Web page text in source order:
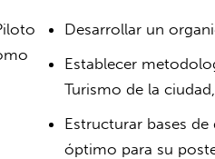
Desarrollar un
Establecer
Turismo de la
Estructurar bases
óptimo para su